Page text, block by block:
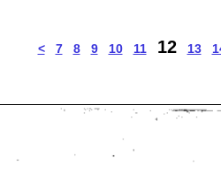
< 7 8 9 10 11 12 13